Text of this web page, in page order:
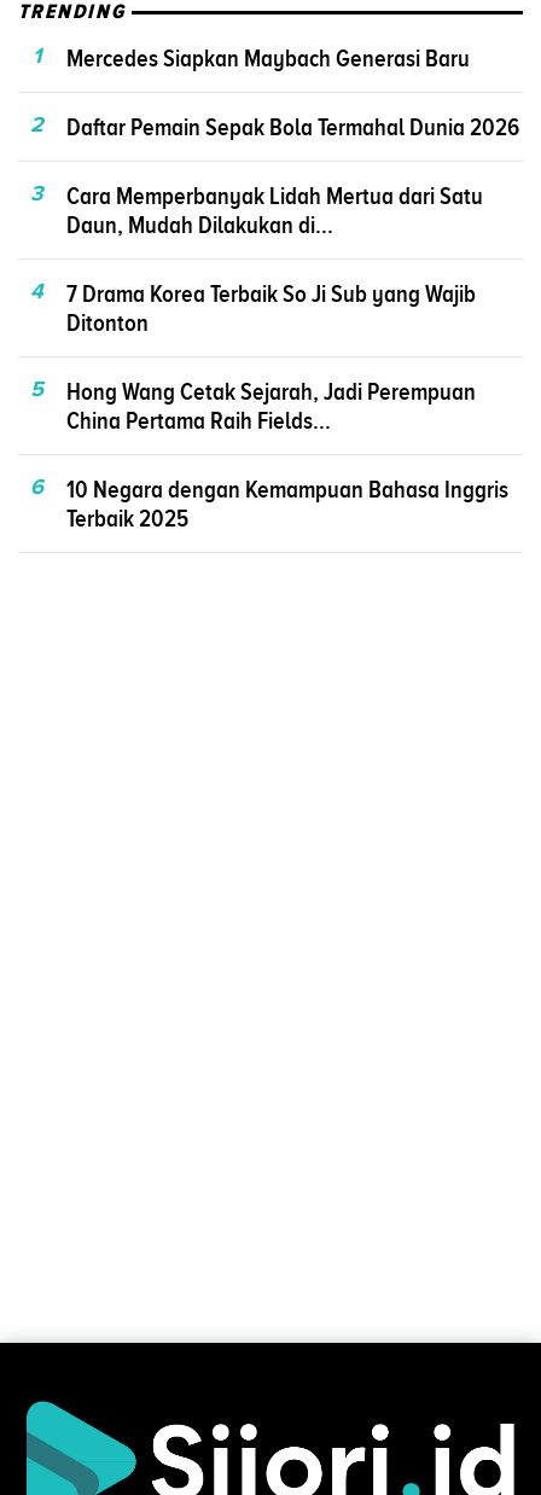
TRENDING
1
Mercedes Siapkan Maybach Generasi Baru
2 Daftar Pemain Sepak Bola Termahal Dunia 2026
3
Cara Memperbanyak Lidah Mertua dari Satu
Daun, Mudah Dilakukan di...
4
7 Drama Korea Terbaik So Ji Sub yang Wajib
Ditonton
5
Hong Wang Cetak Sejarah, Jadi Perempuan
China Pertama Raih Fields...
6
10 Negara dengan Kemampuan Bahasa Inggris
Terbaik 2025